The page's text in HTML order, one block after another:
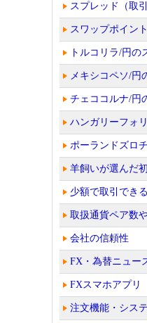
スプレッド（取
スワップポイント
トルコリラ/円の
メキシコペソ/円
チェココルナ/円
ハンガリーフォ
ポーランドズロ
羊飼いが選んだ
少額で取引でき
取扱通貨ペア数
会社の信頼性
FX・為替ニュー
FXスマホアプリ
注文機能・シス